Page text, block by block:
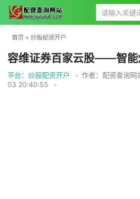
首页 > 炒股配资开户
容维证券百家云股——智能
平台：炒股配资开户 • 作者：配资查询网
03 20:40:55
•